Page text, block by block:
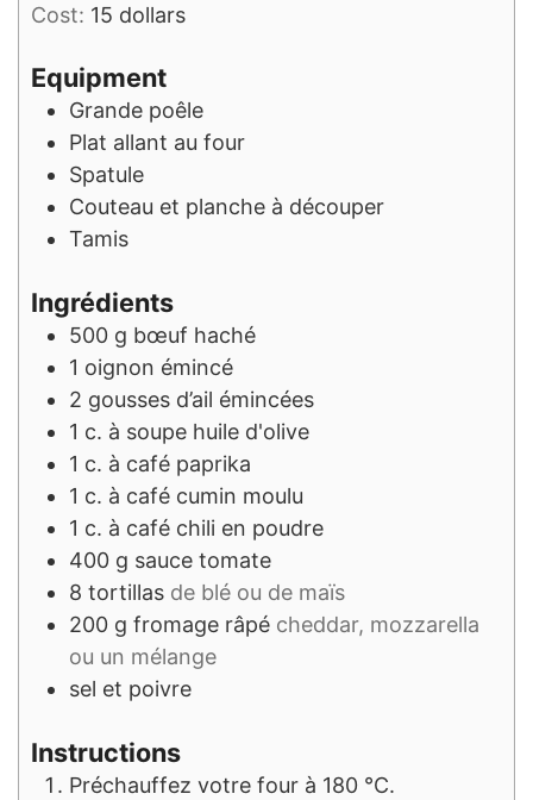
Cost: 15 dollars
Equipment
Grande poêle
Plat allant au four
Spatule
Couteau et planche à découper
Tamis
Ingrédients
500 g bœuf haché
1 oignon émincé
2 gousses d’ail émincées
1 c. à soupe huile d'olive
1 c. à café paprika
1 c. à café cumin moulu
1 c. à café chili en poudre
400 g sauce tomate
8 tortillas de blé ou de maïs
200 g fromage râpé cheddar, mozzarella
ou un mélange
sel et poivre
Instructions
Préchauffez votre four à 180 °C.